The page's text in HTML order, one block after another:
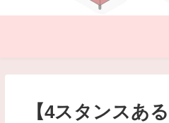
【4スタンスあ